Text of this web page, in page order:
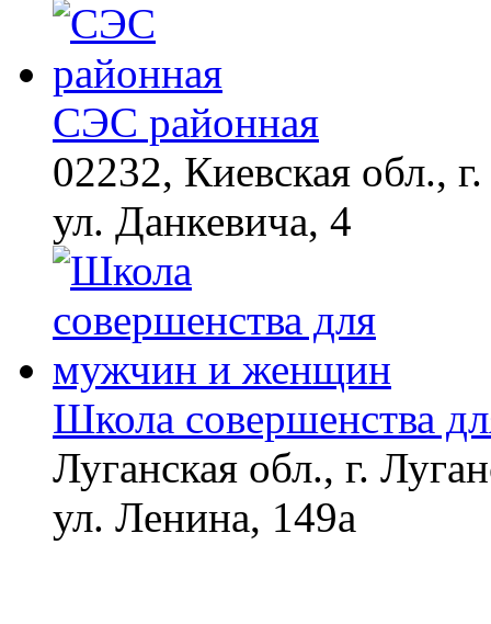
СЭС районная
02232, Киевская обл.,
ул. Данкевича, 4
Школа совершенства
Луганская обл., г.
ул. Ленина, 149а